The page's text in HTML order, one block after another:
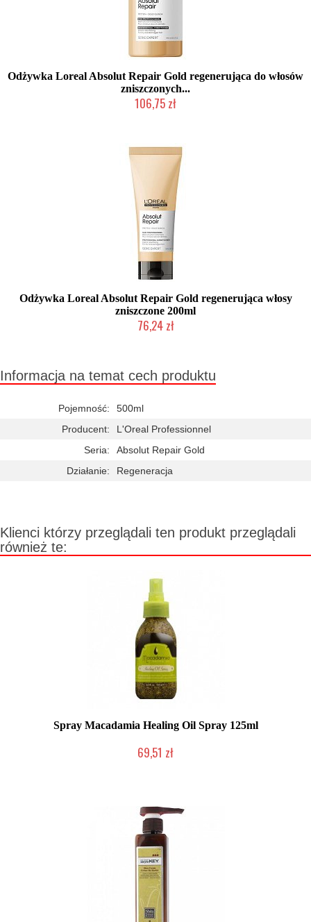
Odżywka Loreal Absolut Repair Gold regenerująca do włosów
zniszczonych...
106,75 zł
Odżywka Loreal Absolut Repair Gold regenerująca włosy
zniszczone 200ml
76,24 zł
Informacja na temat cech produktu
Pojemność:
500ml
Producent:
L'Oreal Professionnel
Seria:
Absolut Repair Gold
Działanie:
Regeneracja
Klienci którzy przeglądali ten produkt przeglądali
również te:
Spray Macadamia Healing Oil Spray 125ml
69,51 zł